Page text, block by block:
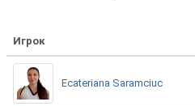
Игрок
Ecateriana Saramciuc